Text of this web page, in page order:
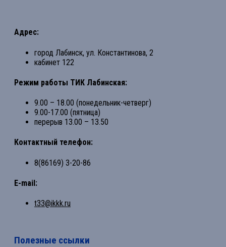
Адрес:
город Лабинск, ул. Константинова, 2
кабинет 122
Режим работы ТИК Лабинская:
9.00 – 18.00 (понедельник-четверг)
9.00-17.00 (пятница)
перерыв 13.00 – 13.50
Контактный телефон:
8(86169) 3-20-86
E-mail:
t33@ikkk.ru
Полезные ссылки